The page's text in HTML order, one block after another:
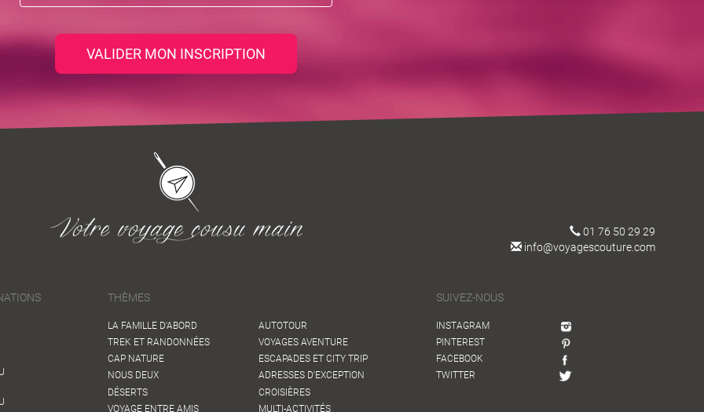
VALIDER MON INSCRIPTION
01 76 50 29 29
info@voyagescouture.com
THÈMES
LA FAMILLE D'ABORD
TREK ET RANDONNÉES
CAP NATURE
NOUS DEUX
DÉSERTS
VOYAGE ENTRE AMIS
AUTOTOUR
VOYAGES AVENTURE
ESCAPADES ET CITY TRIP
ADRESSES D'EXCEPTION
CROISIÈRES
MULTI-ACTIVITÉS
SUIVEZ-NOUS
INSTAGRAM
PINTEREST
FACEBOOK
TWITTER